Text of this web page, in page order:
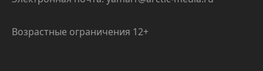
Возрастные ограничения 12+